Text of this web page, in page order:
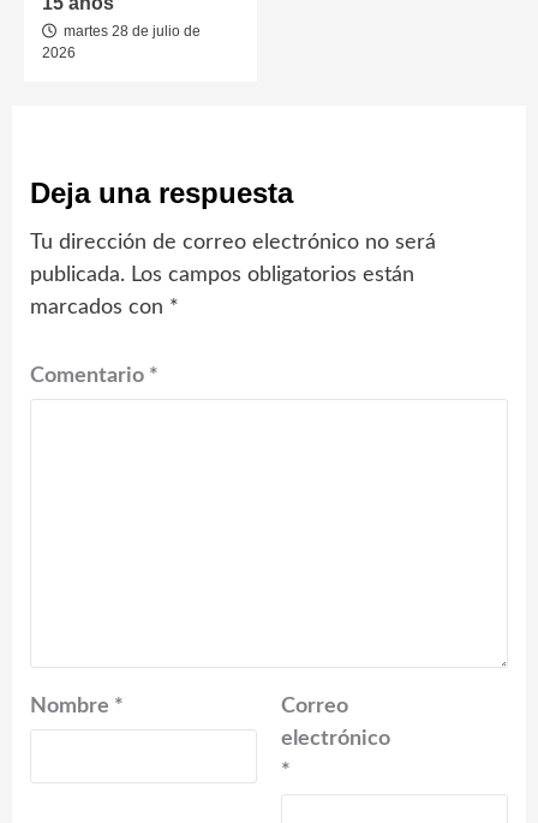
martes 28 de julio de
2026
Deja una respuesta
Tu dirección de correo electrónico no será
publicada. Los campos obligatorios están
marcados con *
Comentario *
Nombre *
Correo
electrónico
*